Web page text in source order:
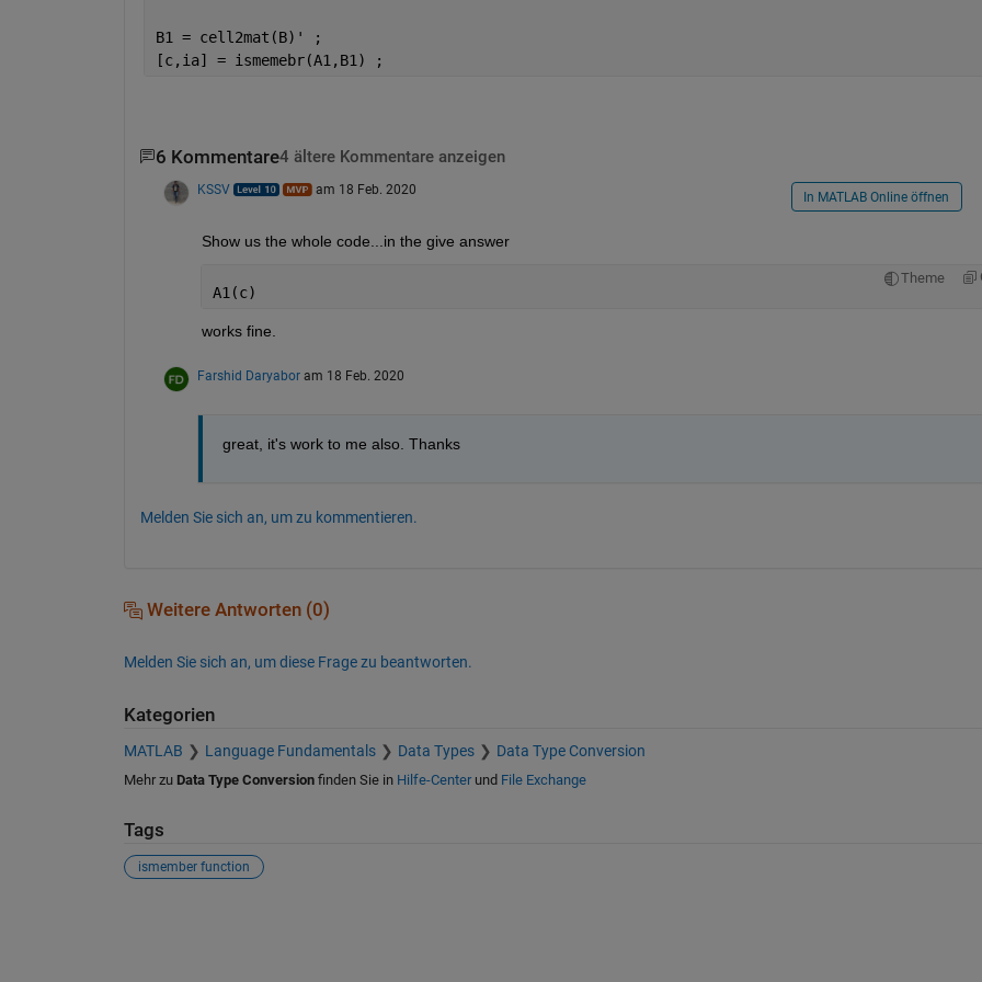
B1 = cell2mat(B)' ;
[c,ia] = ismemebr(A1,B1) ;
6 Kommentare4 ältere Kommentare anzeigen
KSSV am 18 Feb. 2020 In MATLAB Online öffnen
Show us the whole code...in the give answer
Theme
A1(c)
works fine.
Farshid Daryabor am 18 Feb. 2020
great, it's work to me also. Thanks
Melden Sie sich an, um zu kommentieren.
Weitere Antworten (0)
Melden Sie sich an, um diese Frage zu beantworten.
Kategorien
MATLAB Language Fundamentals Data Types Data Type Conversion
Mehr zu Data Type Conversionfinden Sie in Hilfe-Centerund File Exchange
Tags
ismember function